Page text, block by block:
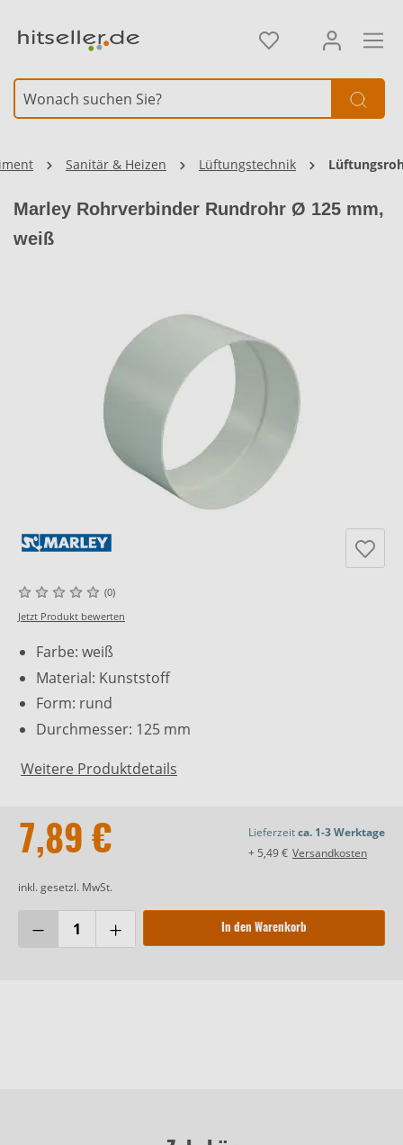
Sanitär & Heizen Lüftungstechnik
Marley Rohrverbinder Rundrohr Ø 125 mm,
weiß
(0)
Jetzt Produkt bewerten
Farbe: weiß
Material: Kunststoff
Form: rund
Durchmesser: 125 mm
Weitere Produktdetails
7,89 €
inkl. gesetzl. MwSt.
Lieferzeitca. 1-3 Werktage
+ 5,49 € Versandkosten
In den Warenkorb